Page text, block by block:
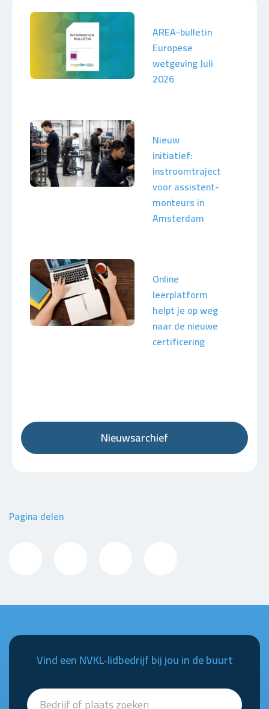
AREA-bulletin
Europese
wetgeving Juli
2026
Nieuw
initiatief:
instroomtraject
voor assistent-
monteurs in
Amsterdam
Online
leerplatform
helpt je op weg
naar de nieuwe
certificering
Nieuwsarchief
Pagina delen
Vind een NVKL-lidbedrijf bij jou in de buurt